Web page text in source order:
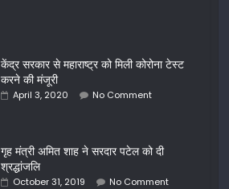
केंद्र सरकार से महाराष्ट्र को मिली कोरोना टेस्ट
करने की मंजूरी
April 3, 2020 No Comment
गृह मंत्री अमित शाह ने सरदार पटेल को दी
श्रद्धांजलि
October 31, 2019 No Comment